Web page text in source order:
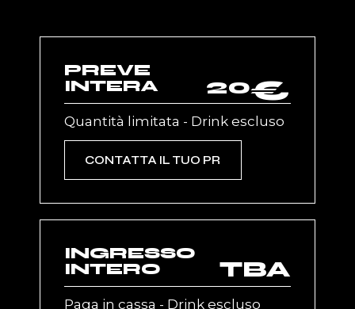
PREVE
INTERA
20€
Quantità limitata - Drink escluso
CONTATTA IL TUO PR
INGRESSO
INTERO
TBA
Paga in cassa - Drink escluso